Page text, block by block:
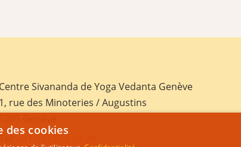
Centre Sivananda de Yoga Vedanta Genève
1, rue des Minoteries / Augustins
des cookies